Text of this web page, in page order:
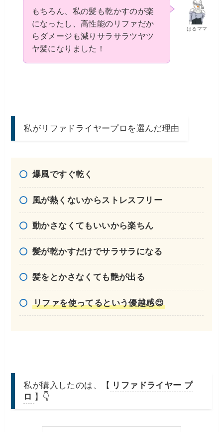
はるママ
もちろん、私の髪も乾かすのが楽
になったし、高性能のリファだか
らダメージも減りサラサラツヤツ
ヤ髪になりました！
私がリファドライヤープロを選んだ理由
爆風ですぐ乾く
風が熱くないからストレスフリー
動かさなくてもいいから楽ちん
髪が乾かすだけでサラサラになる
髪をとかさなくても艶が出る
リファを使ってるという優越感😍
私が購入したのは、【 リファドライヤー プ
ロ 】👇